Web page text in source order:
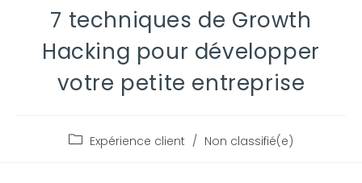
7 techniques de Growth
Hacking pour développer
votre petite entreprise
Expérience client / Non classifié(e)